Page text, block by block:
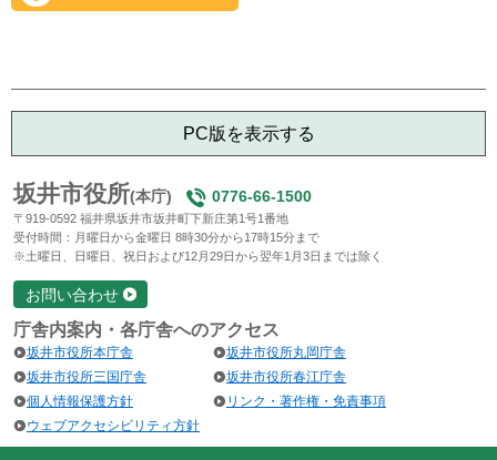
PC版を表示する
坂井市役所(本庁) 0776-66-1500
〒919-0592 福井県坂井市坂井町下新庄第1号1番地
受付時間：月曜日から金曜日 8時30分から17時15分まで
※土曜日、日曜日、祝日および12月29日から翌年1月3日までは除く
お問い合わせ
庁舎内案内・各庁舎へのアクセス
坂井市役所本庁舎
坂井市役所丸岡庁舎
坂井市役所三国庁舎
坂井市役所春江庁舎
個人情報保護方針
リンク・著作権・免責事項
ウェブアクセシビリティ方針